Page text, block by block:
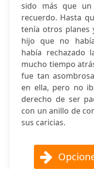
sido más que un
recuerdo. Hasta
tenía otros planes
hijo que no
había rechazado
mucho tiempo
fue tan
en ella, pero no
derecho de ser
con un anillo de
sus caricias.